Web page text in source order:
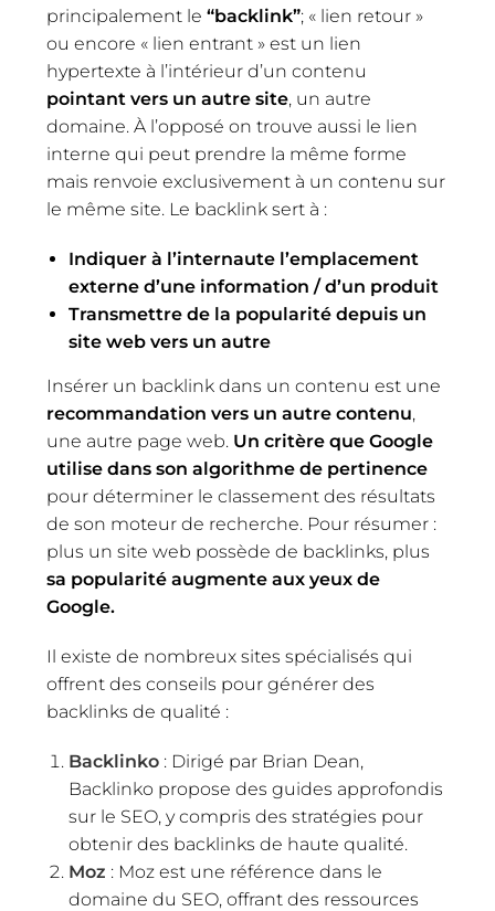
principalement le“backlink”; « lien retour »
ou encore « lien entrant » est un lien
hypertexte à l’intérieur d’un contenu
pointant vers un autre site, un autre
domaine. À l’opposé on trouve aussi le lien
interne qui peut prendre la même forme
mais renvoie exclusivement à un contenu sur
le même site. Le backlink sert à :
Indiquer à l’internaute l’emplacement
externe d’une information / d’un produit
Transmettre de la popularité depuis un
site web vers un autre
Insérer un backlink dans un contenu est une
recommandation vers un autre contenu,
une autre page web. Un critère queGoogle
utilise dans son algorithme de pertinence
pour déterminer le classement des résultats
de son moteur de recherche. Pour résumer :
plus un site web possède de backlinks, plus
sa popularité augmente aux yeux de
Google.
Il existe de nombreux sites spécialisés qui
offrent des conseils pour générer des
backlinks de qualité :
Backlinko : Dirigé par Brian Dean,
Backlinko propose des guides approfondis
sur le SEO, y compris des stratégies pour
obtenir des backlinks de haute qualité.
Moz : Moz est une référence dans le
domaine du SEO, offrant des ressources